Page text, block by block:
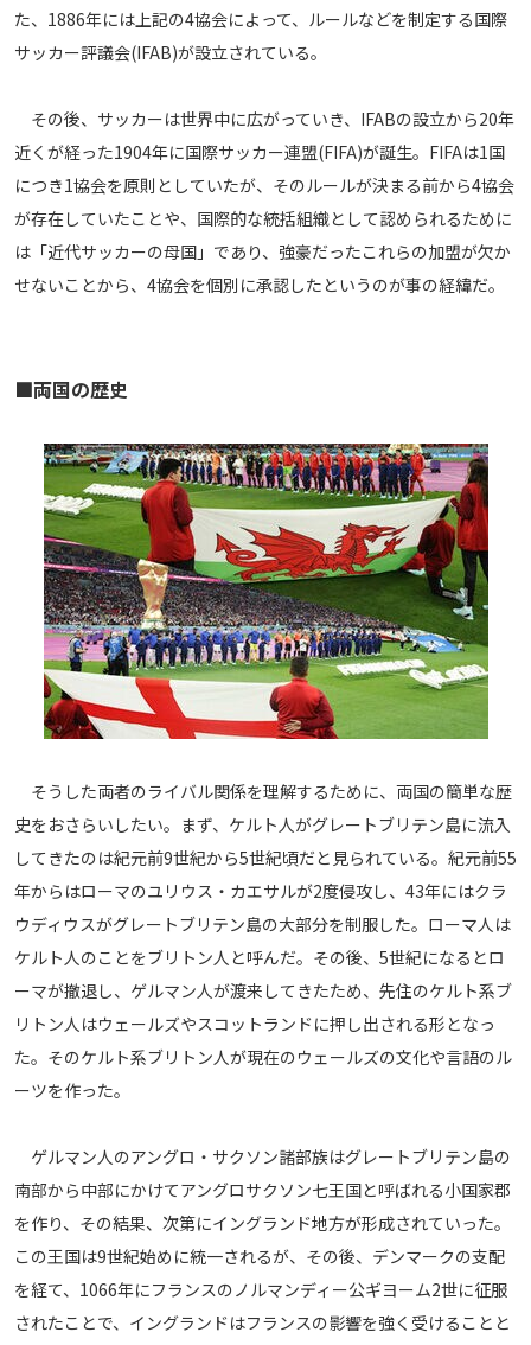
© AbemaTV. Inc. All Rights Reserved.
た、1886年には上記の4協会によって、ルールなどを制定する国際
サッカー評議会(IFAB)が設立されている。
その後、サッカーは世界中に広がっていき、IFABの設立から20年
近くが経った1904年に国際サッカー連盟(FIFA)が誕生。FIFAは1国
につき1協会を原則としていたが、そのルールが決まる前から4協会
が存在していたことや、国際的な統括組織として認められるために
は「近代サッカーの母国」であり、強豪だったこれらの加盟が欠か
せないことから、4協会を個別に承認したというのが事の経緯だ。
■両国の歴史
そうした両者のライバル関係を理解するために、両国の簡単な歴
史をおさらいしたい。まず、ケルト人がグレートブリテン島に流入
してきたのは紀元前9世紀から5世紀頃だと見られている。紀元前55
年からはローマのユリウス・カエサルが2度侵攻し、43年にはクラ
ウディウスがグレートブリテン島の大部分を制服した。ローマ人は
ケルト人のことをブリトン人と呼んだ。その後、5世紀になるとロ
ーマが撤退し、ゲルマン人が渡来してきたため、先住のケルト系ブ
リトン人はウェールズやスコットランドに押し出される形となっ
た。そのケルト系ブリトン人が現在のウェールズの文化や言語のル
ーツを作った。
ゲルマン人のアングロ・サクソン諸部族はグレートブリテン島の
南部から中部にかけてアングロサクソン七王国と呼ばれる小国家郡
を作り、その結果、次第にイングランド地方が形成されていった。
この王国は9世紀始めに統一されるが、その後、デンマークの支配
を経て、1066年にフランスのノルマンディー公ギヨーム2世に征服
されたことで、イングランドはフランスの影響を強く受けることと